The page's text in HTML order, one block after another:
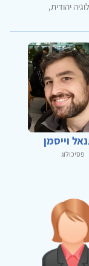
יהודית,
וייסמן
פסיכולוג